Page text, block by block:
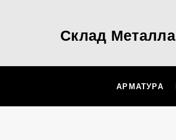
Склад Металла
АРМАТУРА